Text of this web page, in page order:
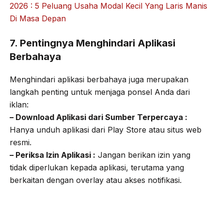
2026 : 5 Peluang Usaha Modal Kecil Yang Laris Manis
Di Masa Depan
7. Pentingnya Menghindari Aplikasi
Berbahaya
Menghindari aplikasi berbahaya juga merupakan
langkah penting untuk menjaga ponsel Anda dari
iklan:
– Download Aplikasi dari Sumber Terpercaya :
Hanya unduh aplikasi dari Play Store atau situs web
resmi.
– Periksa Izin Aplikasi : Jangan berikan izin yang
tidak diperlukan kepada aplikasi, terutama yang
berkaitan dengan overlay atau akses notifikasi.